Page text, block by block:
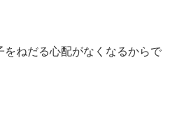
をねだる心配がなくなるからで